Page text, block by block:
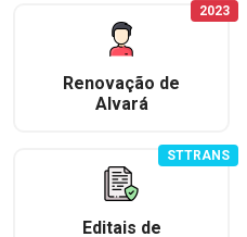
Renovação de
Alvará
2023
Editais de
STTRANS